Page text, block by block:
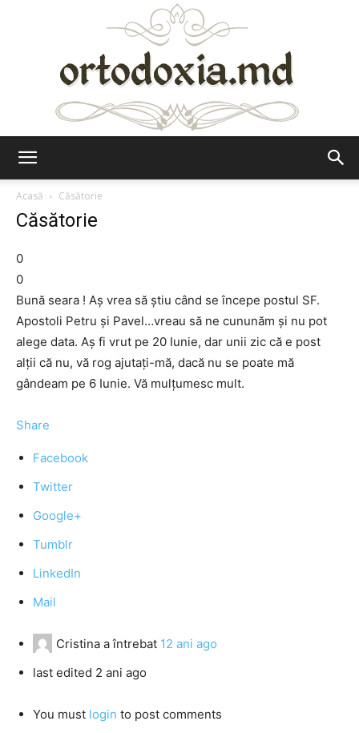
Acasă
Căsătorie
Căsătorie
0
0
Bună seara ! Aş vrea să ştiu când se începe postul SF.
Apostoli Petru şi Pavel…vreau să ne cununăm şi nu pot
alege data. Aş fi vrut pe 20 Iunie, dar unii zic că e post
alţii că nu, vă rog ajutaţi-mă, dacă nu se poate mă
gândeam pe 6 Iunie. Vă mulţumesc mult.
Share
Facebook
Twitter
Google+
Tumblr
LinkedIn
Mail
Cristina a întrebat 12 ani ago
last edited 2 ani ago
You must login to post comments